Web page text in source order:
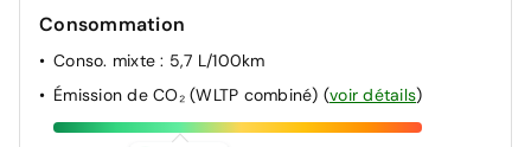
Consommation
Conso. mixte: 5,7 L/100km
Émission de CO₂ (WLTP combiné) (voir détails)